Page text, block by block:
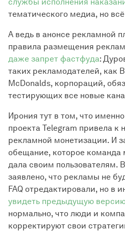
тематического медиа, но
А ведь в анонсе рекламной
правила размещения
даже запрет фастфуда:
таких рекламодателей, как
McDonalds, корпораций,
тестирующих все новые
Ирония тут в том, что
проекта Telegram привела к
рекламной монетизации. И
обещание, которое
дала своим пользователям.
заявлено, что рекламы не
FAQ отредактировали, но в
увидеть предыдущую
нормально, что люди и
корректируют свои